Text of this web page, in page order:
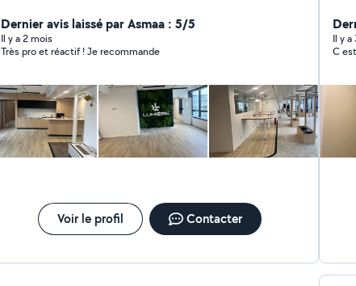
Dernier avis laissé par Asmaa : 5/5
Il y a 2 mois
Très pro et réactif ! Je recommande
Voir le profil Contacter
Il y a
C